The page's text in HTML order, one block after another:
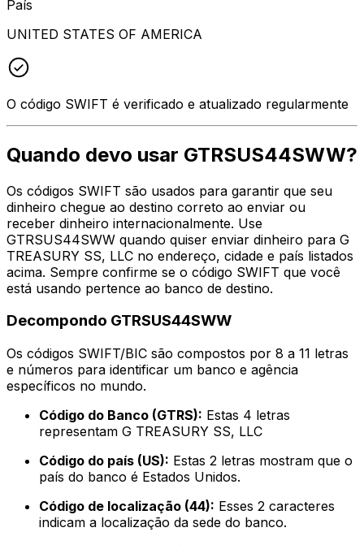
País
UNITED STATES OF AMERICA
O código SWIFT é verificado e atualizado regularmente
Quando devo usar GTRSUS44SWW?
Os códigos SWIFT são usados para garantir que seu
dinheiro chegue ao destino correto ao enviar ou
receber dinheiro internacionalmente. Use
GTRSUS44SWW quando quiser enviar dinheiro para G
TREASURY SS, LLC no endereço, cidade e país listados
acima. Sempre confirme se o código SWIFT que você
está usando pertence ao banco de destino.
Decompondo GTRSUS44SWW
Os códigos SWIFT/BIC são compostos por 8 a 11 letras
e números para identificar um banco e agência
específicos no mundo.
Código do Banco (GTRS): Estas 4 letras
representam G TREASURY SS, LLC
Código do país (US): Estas 2 letras mostram que o
país do banco é Estados Unidos.
Código de localização (44): Esses 2 caracteres
indicam a localização da sede do banco.